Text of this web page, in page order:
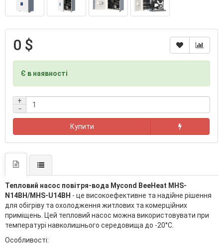
0 $
Є в наявності
+
−
Купити
Тепловий насос повітря-вода Mycond BeeHeat MHS-
N14BH/MHS-U14BH - це високоефективне та надійне рішення
для обігріву та охолодження житлових та комерційних
приміщень. Цей тепловий насос можна використовувати при
температурі навколишнього середовища до -20°C.
Особливості: